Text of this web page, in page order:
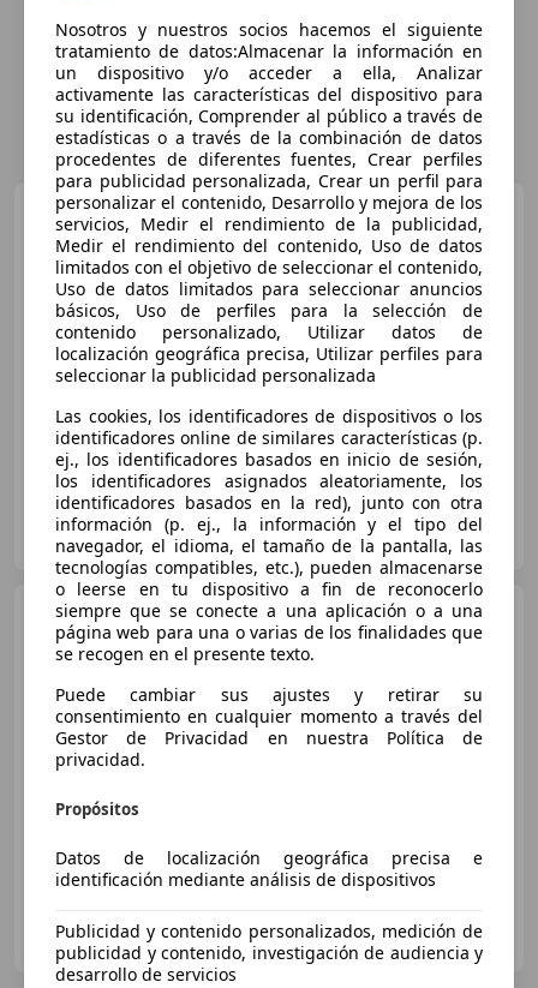
BMW X6 xDrive 40dA M Sport
€ 114.900
Sin comparación
4.100 km Diésel 259 kW (352 CV)
DRIVER CARS BCN
ES-8440 CARDEDEU
BMW X2sDrive 20dA
€ 53.900
07/2026
DRIVER CARS BCN
ES-8440 CARDEDEU
Nosotros y nuestros socios hacemos el siguiente
tratamiento de datos:Almacenar la información en
un dispositivo y/o acceder a ella, Analizar
activamente las características del dispositivo para
su identificación, Comprender al público a través de
estadísticas o a través de la combinación de datos
procedentes de diferentes fuentes, Crear perfiles
para publicidad personalizada, Crear un perfil para
personalizar el contenido, Desarrollo y mejora de los
servicios, Medir el rendimiento de la publicidad,
Medir el rendimiento del contenido, Uso de datos
limitados con el objetivo de seleccionar el contenido,
Uso de datos limitados para seleccionar anuncios
básicos, Uso de perfiles para la selección de
contenido personalizado, Utilizar datos de
localización geográfica precisa, Utilizar perfiles para
seleccionar la publicidad personalizada
Las cookies, los identificadores de dispositivos o los
identificadores online de similares características (p.
ej., los identificadores basados en inicio de sesión,
los identificadores asignados aleatoriamente, los
identificadores basados en la red), junto con otra
información (p. ej., la información y el tipo del
navegador, el idioma, el tamaño de la pantalla, las
tecnologías compatibles, etc.), pueden almacenarse
o leerse en tu dispositivo a fin de reconocerlo
siempre que se conecte a una aplicación o a una
página web para una o varias de los finalidades que
se recogen en el presente texto.
Puede cambiar sus ajustes y retirar su
consentimiento en cualquier momento a través del
Gestor de Privacidad en nuestra Política de
privacidad.
Propósitos
Datos de localización geográfica precisa e
identificación mediante análisis de dispositivos
Publicidad y contenido personalizados, medición de
publicidad y contenido, investigación de audiencia y
desarrollo de servicios